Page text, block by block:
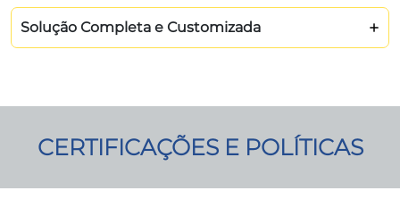
Solução Completa e Customizada
CERTIFICAÇÕES E POLÍTICAS